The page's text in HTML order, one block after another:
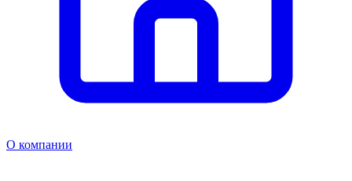
О компании